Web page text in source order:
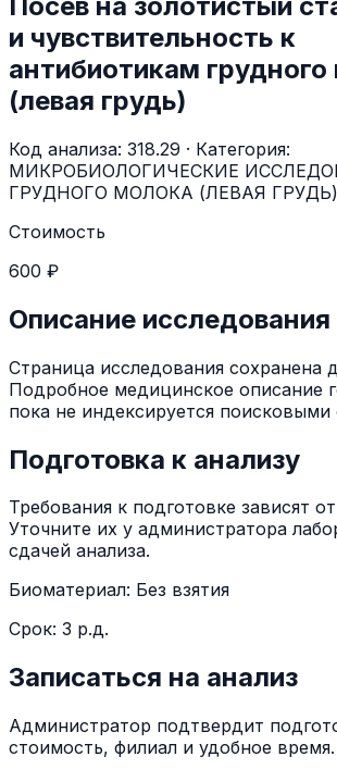
и чувствительность к
антибиотикам
(левая грудь)
Код анализа: 318.29 · Категория:
МИКРОБИОЛОГИЧЕСКИЕ
ГРУДНОГО МОЛОКА (ЛЕВАЯ ГРУДЬ)
Стоимость
600 ₽
Описание исследования
Страница исследования сохранена
Подробное медицинское описание
пока не индексируется поисковыми
Подготовка к анализу
Требования к подготовке зависят
Уточните их у администратора
сдачей анализа.
Биоматериал: Без взятия
Срок: 3 р.д.
Записаться на анализ
Администратор подтвердит
стоимость, филиал и удобное время.